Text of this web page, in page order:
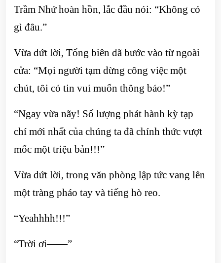
Trầm Nhứ hoàn hồn, lắc đầu nói: “Không có
gì đâu.”
Vừa dứt lời, Tổng biên đã bước vào từ ngoài
cửa: “Mọi người tạm dừng công việc một
chút, tôi có tin vui muốn thông báo!”
“Ngay vừa nãy! Số lượng phát hành kỳ tạp
chí mới nhất của chúng ta đã chính thức vượt
mốc một triệu bản!!!”
Vừa dứt lời, trong văn phòng lập tức vang lên
một tràng pháo tay và tiếng hò reo.
“Yeahhhh!!!”
“Trời ơi——”